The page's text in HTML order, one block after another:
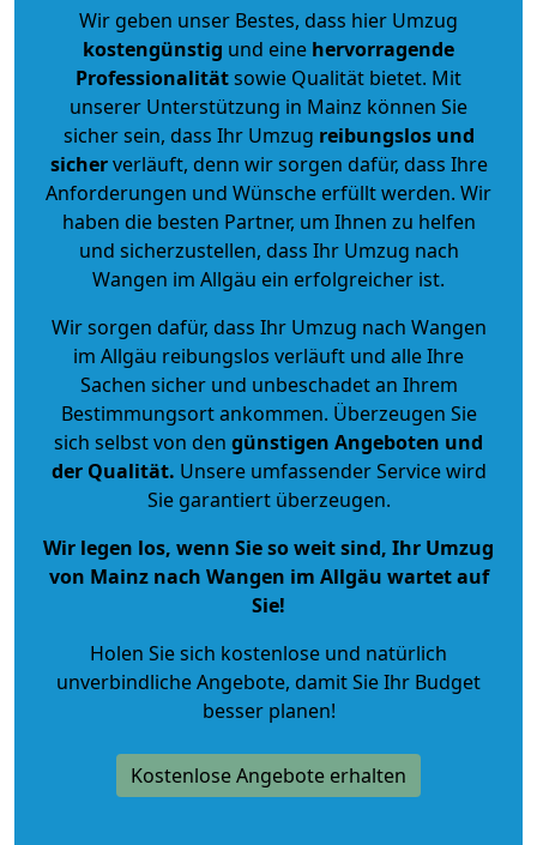
Wir geben unser Bestes, dass hier Umzug
kostengünstig und eine hervorragende
Professionalitätsowie Qualität bietet. Mit
unserer Unterstützung in Mainz können Sie
sicher sein, dass Ihr Umzug reibungslos und
sicherverläuft, denn wir sorgen dafür, dass Ihre
Anforderungen und Wünsche erfüllt werden. Wir
haben die besten Partner, um Ihnen zu helfen
und sicherzustellen, dass Ihr Umzug nach
Wangen im Allgäu ein erfolgreicher ist.
Wir sorgen dafür, dass Ihr Umzug nach Wangen
im Allgäu reibungslos verläuft und alle Ihre
Sachen sicher und unbeschadet an Ihrem
Bestimmungsort ankommen. Überzeugen Sie
sich selbst von den günstigen Angeboten und
der Qualität. Unsere umfassender Service wird
Sie garantiert überzeugen.
Wir legen los, wenn Sie so weit sind, Ihr Umzug
von Mainz nach Wangen im Allgäu wartet auf
Sie!
Holen Sie sich kostenlose und natürlich
unverbindliche Angebote, damit Sie Ihr Budget
besser planen!
Kostenlose Angebote erhalten